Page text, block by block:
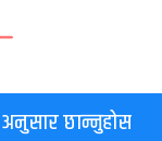
छान्नुहोस